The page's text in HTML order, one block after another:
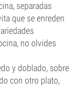
separadas
que se enreden
no olvides
y doblado, sobre
con otro plato,